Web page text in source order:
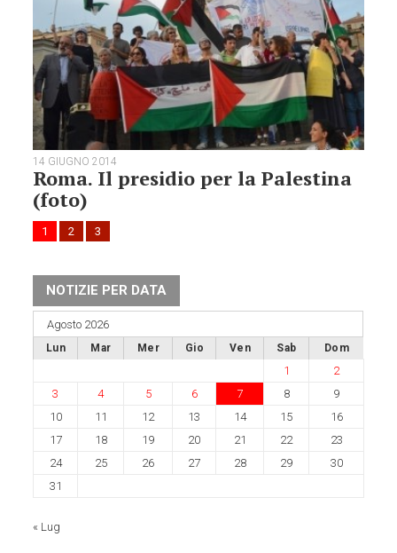
14 GIUGNO 2014
Roma. Il presidio per la Palestina
(foto)
1 2 3
NOTIZIE PER DATA
Agosto 2026
Lun Mar Mer Gio Ven Sab Dom
1
2
3
4 5 6 7 8
9
10
11 12 13 14 15
16
17
18 19 20 21 22
23
24
25 26 27 28 29
30
31
« Lug